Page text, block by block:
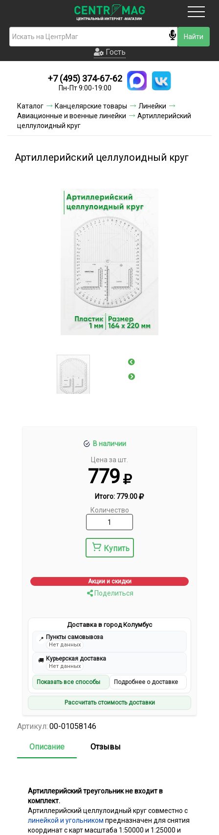
Гость
Новинки
Условия доставки
Условия оплаты
Гость
+7 (495) 374-67-62
Пн-Пт 9:00-19:00
Каталог Канцелярские товары
Линейки
Авиационные и военные линейки
Артиллерийский
целлулоидный круг
Артиллерийский целлулоидный круг
В наличии
Цена за шт.
779
Итого: 779.00
Количество
Купить
Акции и скидки
Поделиться
Доставка в город Колумбус
📍 Пункты самовывоза
Нет данных
🚚 Курьерская доставка
Нет данных
Показать все способы Подробнее о доставке
Рассчитать стоимость доставки
Артикул: 00-01058146
Описание Отзывы
Артиллерийский треугольник не входит в
комплект.
Артиллерийский целлулоидный круг совместно с
линейкой и угольником предназначен для снятия
координат с карт масштаба 1:50000 и 1:25000 и